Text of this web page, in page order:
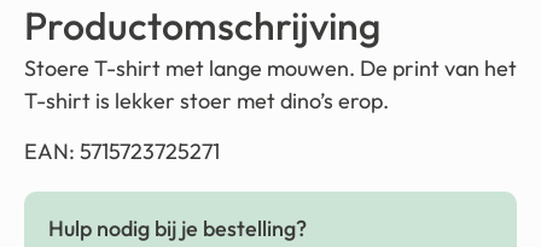
Productomschrijving
Stoere T-shirt met lange mouwen. De print van het
T-shirt is lekker stoer met dino’s erop.
EAN: 5715723725271
Hulp nodig bij je bestelling?